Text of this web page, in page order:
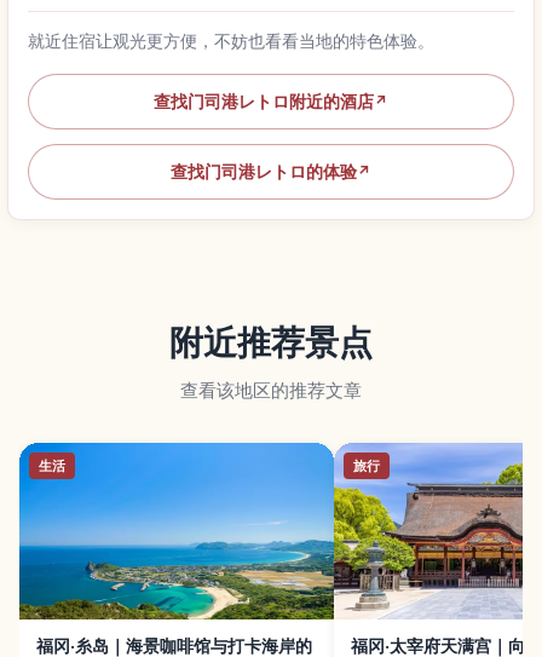
就近住宿让观光更方便，不妨也看看当地的特色体验。
查找门司港レトロ附近的酒店↗
查找门司港レトロ的体验↗
附近推荐景点
查看该地区的推荐文章
生活
福冈·糸岛｜海景咖啡馆与打卡海岸的
旅行
福冈·太宰府天满宫｜向